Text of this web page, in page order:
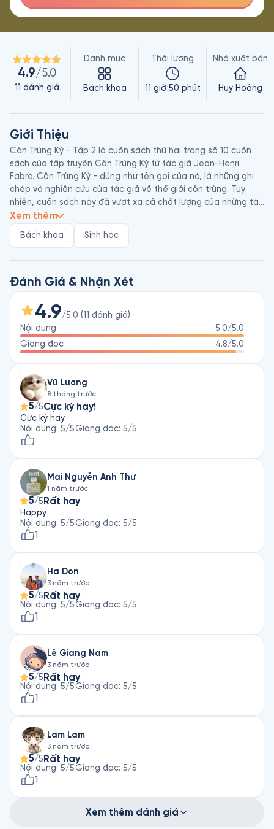
4.9/5.0
11 đánh giá
Danh mục
Bách khoa
Thời lượng
11 giờ 50 phút
Nhà xuất bản
Huy Hoàng
Giới Thiệu
Côn Trùng Ký - Tập 2 là cuốn sách thứ hai trong số 10 cuốn
sách của tập truyện Côn Trùng Ký từ tác giả Jean-Henri
Fabre. Côn Trùng Ký - đúng như tên gọi của nó, là những ghi
chép và nghiên cứu của tác giả về thế giới côn trùng. Tuy
nhiên, cuốn sách này đã vượt xa cả chất lượng của những tài
liệu ghi chép và nghiên cứu đơn thuần.
Dưới ngòi bút uyển chuyển, hóm hỉnh và tràn đầy cảm xúc
diệu kỳ. Trong những bản năng hoàn hảo của các loài côn
trùng nhỏ bế ẩn chứa ngàn vạn ẩn số của tự nhiên, ngàn vạn
phép màu của tạo hóa. Được mệnh danh là “áng sử thi về
côn trùng học”, Côn Trùng Ký từ lâu đã được coi là một trong
những tác phẩm văn học kinh điển xuất sắc nhất thế giới.
Xem thêm
Bách khoa Sinh học
Đánh Giá & Nhận Xét
4.9/5.0 (11 đánh giá)
Nội dung
5.0/5.0
Giọng đọc
4.8/5.0
Vũ Lương
8 tháng trước
5/5Cực kỳ hay!
Cực kỳ hay
Nội dung: 5/5Giọng đọc: 5/5
Mai Nguyễn Anh Thư
1 năm trước
5/5 Rất hay
Happy
Nội dung: 5/5Giọng đọc: 5/5
1
Ha Don
3 năm trước
5/5 Rất hay
Nội dung: 5/5Giọng đọc: 5/5
1
Lê Giang Nam
3 năm trước
5/5 Rất hay
Nội dung: 5/5Giọng đọc: 5/5
1
Lam Lam
3 năm trước
5/5 Rất hay
Nội dung: 5/5Giọng đọc: 5/5
1
Xem thêm đánh giá